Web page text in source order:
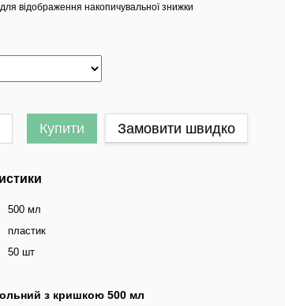
для відображення накопичувальної знижки
Купити Замовити швидко
500 мл
пластик
50 шт
з кришкою 500 мл